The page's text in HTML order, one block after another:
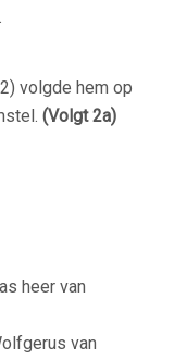
volgde hem op
(Volgt 2a)
heer van
van